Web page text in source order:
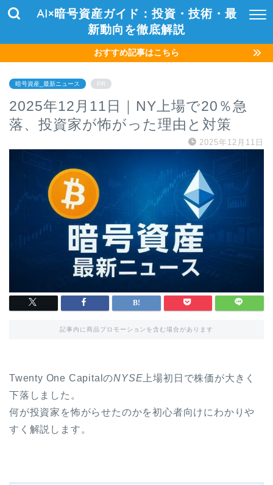
AI×暗号資産ガイド：投資・技術・最
新動向を徹底解説
おすすめ記事はこちら
暗号資産_最新ニュース PR
2025年12月11日｜NY上場で20％急
落、投資家が怖がった理由と対策
2025年12月11日
記事内に商品プロモーションを含む場合があります
Twenty One CapitalのNYSE 上場初日で株価が大きく
下落しました。
何が投資家を怖がらせたのかを初心者向けにわかりや
すく解説します。